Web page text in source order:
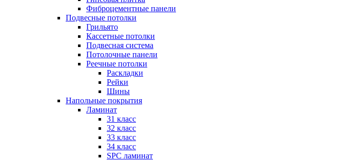
Фиброцементные панели
Подвесные потолки
Грильято
Кассетные потолки
Подвесная система
Потолочные панели
Реечные потолки
Раскладки
Рейки
Шины
Напольные покрытия
Ламинат
31 класс
32 класс
33 класс
34 класс
SPC ламинат